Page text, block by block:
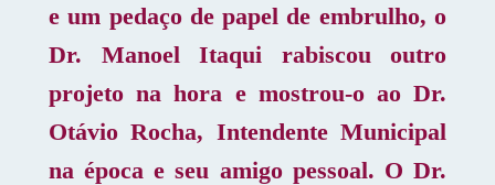
e um pedaço de papel de embrulho, o
Dr. Manoel Itaqui rabiscou outro
projeto na hora e mostrou-o ao Dr.
Otávio Rocha, Intendente Municipal
na época e seu amigo pessoal. O Dr.